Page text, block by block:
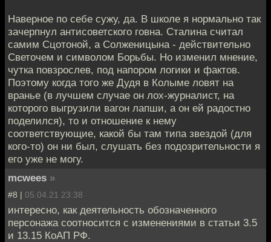
Наверное по себе сужу, да. В школе я нормально так
зачерпнул антисоветского говна. Сталина считал
самим Сцотоной, а Солженицына - действительно
Светочем и символом Борьбы. Но изменил мнение,
чутка повзрослев, под напором логики и фактов.
Поэтому когда того же Дудя в Колыме ловят на
вранье (в лучшем случае он лох-журналист, на
которого выгрузили вагон лапши, а он ей радостно
поделился), то и отношение к нему
соответствующие, какой бы там типа звездой (для
кого-то) он ни был, слушать без подозрительности я
его уже не могу.
mcwees »
#8 | 05.04.21 23:38
интересно, как деятельность обозначенного
персонажа соотносится с изменениями в статьи 3.5
и 13.15 КоАП РФ.